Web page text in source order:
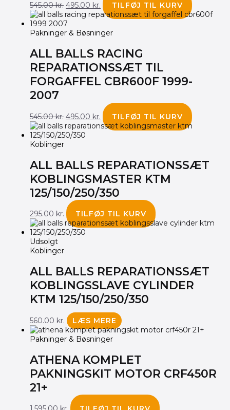
545.00kr. 495.00 kr. TILFØJ TIL KURV
Pakninger & Bøsninger
ALL BALLS RACING
REPARATIONSSÆT TIL
FORGAFFEL CBR600F 1999-
2007
545.00kr. 495.00 kr. TILFØJ TIL KURV
Koblinger
ALL BALLS REPARATIONSSÆT
KOBLINGSMASTER KTM
125/150/250/350
295.00 kr. TILFØJ TIL KURV
Udsolgt
Koblinger
ALL BALLS REPARATIONSSÆT
KOBLINGSSLAVE CYLINDER
KTM 125/150/250/350
560.00 kr.
LÆS MERE
Pakninger & Bøsninger
ATHENA KOMPLET
PAKNINGSKIT MOTOR CRF450R
21+